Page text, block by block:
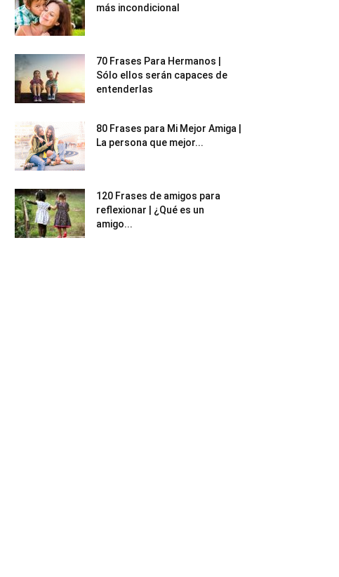
más incondicional
70 Frases Para Hermanos |
Sólo ellos serán capaces de
entenderlas
80 Frases para Mi Mejor Amiga |
La persona que mejor...
120 Frases de amigos para
reflexionar | ¿Qué es un
amigo...